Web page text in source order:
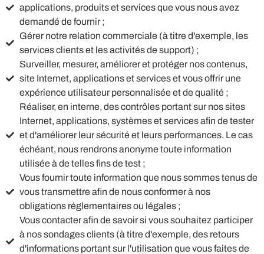
applications, produits et services que vous nous avez
demandé de fournir ;
Gérer notre relation commerciale (à titre d'exemple, les
services clients et les activités de support) ;
Surveiller, mesurer, améliorer et protéger nos contenus,
site Internet, applications et services et vous offrir une
expérience utilisateur personnalisée et de qualité ;
Réaliser, en interne, des contrôles portant sur nos sites
Internet, applications, systèmes et services afin de tester
et d'améliorer leur sécurité et leurs performances. Le cas
échéant, nous rendrons anonyme toute information
utilisée à de telles fins de test ;
Vous fournir toute information que nous sommes tenus de
vous transmettre afin de nous conformer à nos
obligations réglementaires ou légales ;
Vous contacter afin de savoir si vous souhaitez participer
à nos sondages clients (à titre d'exemple, des retours
d'informations portant sur l'utilisation que vous faites de